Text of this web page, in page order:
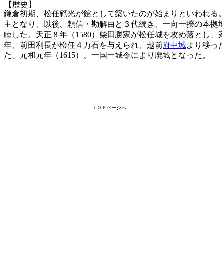
【歴史】
ＴＯＰページへ
鎌倉初期、松任範光が館として築いたのが始まりといわれる
主となり、以後、頼信・勘解由と３代続き、一向一揆の本
睦した。天正８年（1580）柴田勝家が松任城を攻め落とし
年、前田利長が松任４万石を与えられ、越前府中城より移っ
た。元和元年（1615）、一国一城令により廃城となった。